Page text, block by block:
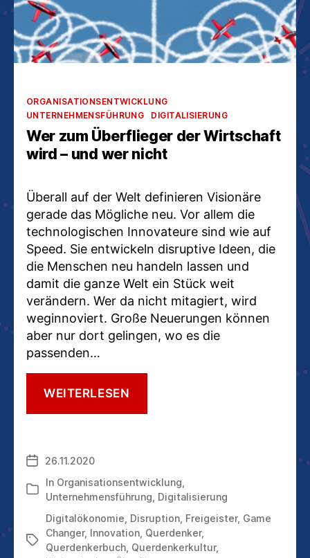
Kategorien
ORGANISATIONSENTWICKLUNG
UNTERNEHMENSFÜHRUNG
DIGITALISIERUNG
Wer zum Überflieger der Wirtschaft
wird – und wer nicht
Überall auf der Welt definieren Visionäre
gerade das Mögliche neu. Vor allem die
technologischen Innovateure sind wie auf
Speed. Sie entwickeln disruptive Ideen, die
die Menschen neu handeln lassen und
damit die ganze Welt ein Stück weit
verändern. Wer da nicht mitagiert, wird
weginnoviert. Große Neuerungen können
aber nur dort gelingen, wo es die
passenden…
WEITERLESEN
–
UND
NICHT
Veröffentlichungsdatum
26.11.2020
Kategorien
In Organisationsentwicklung
Unternehmensführung Digitalisierung
Schlagwörter
Digitalökonomie Disruption Freigeister, Game
Changer, Innovation Querdenker,
Querdenkerbuch Querdenkerkultur,